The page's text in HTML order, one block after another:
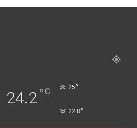
24.2°C 25°
22.8°